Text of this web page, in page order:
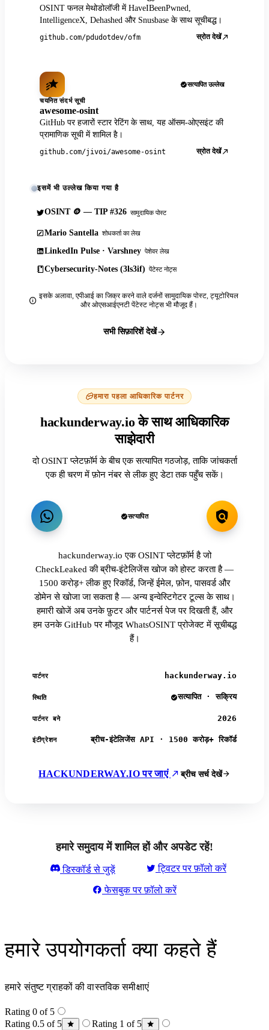
OSINT फनल मेथोडोलॉजी में HaveIBeenPwned,
IntelligenceX, Dehashed और Snusbase के साथ सूचीबद्ध।
github.com/pdudotdev/ofm स्रोत देखें
सत्यापित उल्लेख
चयनित संदर्भ सूची
awesome-osint
GitHub पर हजारों स्टार रेटिंग के साथ, यह ऑसम-ओएसइंट की
प्रामाणिक सूची में शामिल है।
github.com/jivoi/awesome-osint स्रोत देखें
इसमें भी उल्लेख किया गया है
OSINT 🪙 — TIP #326 सामुदायिक पोस्ट
Mario Santella शोधकर्ता का लेख
LinkedIn Pulse · Varshney पेशेवर लेख
Cybersecurity-Notes (3ls3if) पेंटेस्ट नोट्स
इसके अलावा, एपीआई का जिक्र करने वाले दर्जनों सामुदायिक पोस्ट, ट्यूटोरियल
और ओएसआईएनटी पेंटेस्ट नोट्स भी मौजूद हैं।
सभी सिफ़ारिशें देखें
हमारा पहला आधिकारिक पार्टनर
hackunderway.io के साथ आधिकारिक
साझेदारी
दो OSINT प्लेटफ़ॉर्म के बीच एक सत्यापित गठजोड़, ताकि जांचकर्ता
एक ही चरण में फ़ोन नंबर से लीक हुए डेटा तक पहुँच सकें।
सत्यापित
hackunderway.io एक OSINT प्लेटफ़ॉर्म है जो
CheckLeaked की ब्रीच-इंटेलिजेंस खोज को होस्ट करता है —
1500 करोड़+ लीक हुए रिकॉर्ड, जिन्हें ईमेल, फ़ोन, पासवर्ड और
डोमेन से खोजा जा सकता है — अन्य इन्वेस्टिगेटर टूल्स के साथ।
हमारी खोजें अब उनके फ़ुटर और पार्टनर्स पेज पर दिखती हैं, और
हम उनके GitHub पर मौजूद WhatsOSINT प्रोजेक्ट में सूचीबद्ध
हैं।
पार्टनर hackunderway.io
स्थिति सत्यापित · सक्रिय
पार्टनर बने 2026
इंटीग्रेशन ब्रीच-इंटेलिजेंस API · 1500 करोड़+ रिकॉर्ड
HACKUNDERWAY.IO पर जाएं ब्रीच सर्च देखें
हमारे समुदाय में शामिल हों और अपडेट रहें!
डिस्कॉर्ड से जुड़ें ट्विटर पर फ़ॉलो करें
फेसबुक पर फ़ॉलो करें
हमारे उपयोगकर्ता क्या कहते हैं
हमारे संतुष्ट ग्राहकों की वास्तविक समीक्षाएं
Rating 0 of 5
Rating 0.5 of 5
Rating 1 of 5